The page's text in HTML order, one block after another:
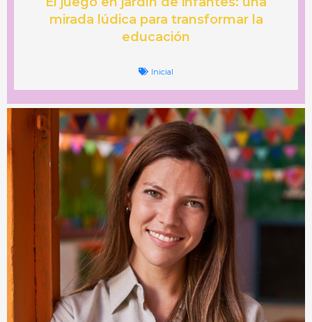
mirada lúdica para transformar la
educación
Inicial